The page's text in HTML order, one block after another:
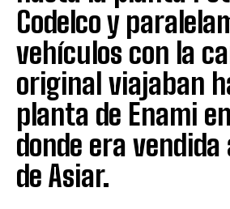
Codelco y
vehículos con la
original viajaban
planta de Enami
donde era
de Asiar.